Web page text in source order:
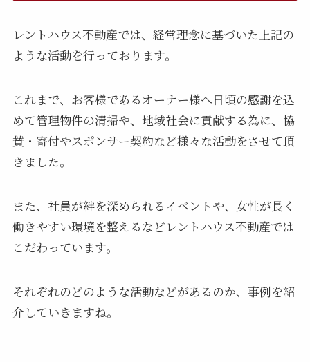
レントハウス不動産では、経営理念に基づいた上記の
ような活動を行っております。
これまで、お客様であるオーナー様へ日頃の感謝を込
めて管理物件の清掃や、地域社会に貢献する為に、協
賛・寄付やスポンサー契約など様々な活動をさせて頂
きました。
また、社員が絆を深められるイベントや、女性が長く
働きやすい環境を整えるなどレントハウス不動産では
こだわっています。
それぞれのどのような活動などがあるのか、事例を紹
介していきますね。